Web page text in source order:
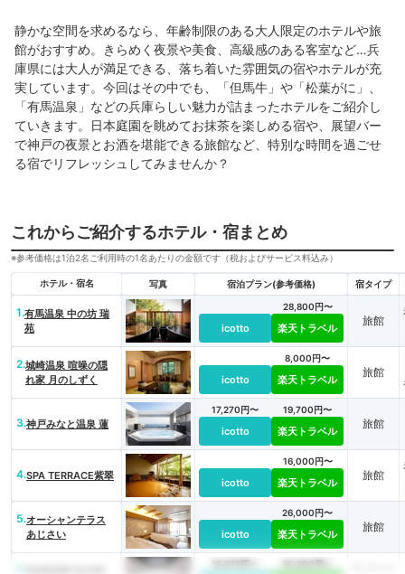
静かな空間を求めるなら、年齢制限のある大人限定のホテルや旅
館がおすすめ。きらめく夜景や美食、高級感のある客室など…兵
庫県には大人が満足できる、落ち着いた雰囲気の宿やホテルが充
実しています。今回はその中でも、「但馬牛」や「松葉がに」、
「有馬温泉」などの兵庫らしい魅力が詰まったホテルをご紹介し
ていきます。日本庭園を眺めてお抹茶を楽しめる宿や、展望バー
で神戸の夜景とお酒を堪能できる旅館など、特別な時間を過ごせ
る宿でリフレッシュしてみませんか？
これからご紹介するホテル・宿まとめ
※参考価格は1泊2名ご利用時の1名あたりの金額です（税およびサービス料込み）
ホテル・宿名 写真 宿泊プラン(参考価格) 宿タイプ
1.有馬温泉 中の坊 瑞
苑
icotto
28,800円〜
楽天トラベル
旅館
2.城崎温泉 喧噪の隠
れ家 月のしずく
icotto
8,000円〜
楽天トラベル
旅館
3.神戸みなと温泉 蓮
17,270円〜
icotto
19,700円〜
楽天トラベル
旅館
4.SPA TERRACE紫翠
icotto
16,000円〜
楽天トラベル
旅館
5.オーシャンテラス
あじさい
icotto
26,000円〜
楽天トラベル
旅館
16,875円〜 20,800円〜